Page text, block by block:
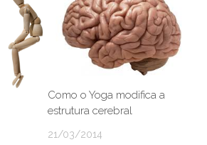
Como o Yoga modifica a
estrutura cerebral
21/03/2014